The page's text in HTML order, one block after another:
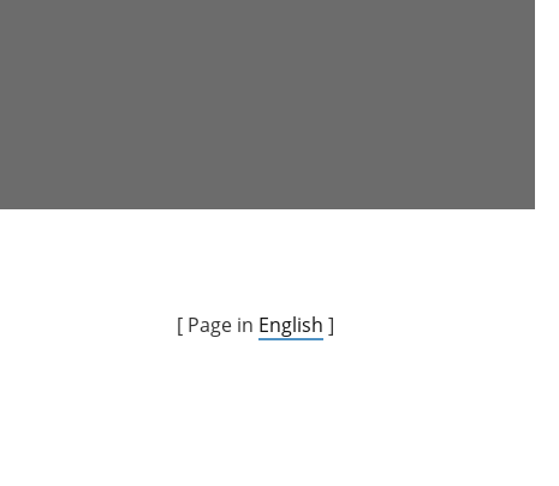
[ Page in English ]